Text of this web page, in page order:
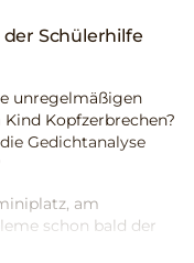
Schülerhilfe
unregelmäßigen
Kopfzerbrechen?
Gedichtanalyse
am
schon bald der